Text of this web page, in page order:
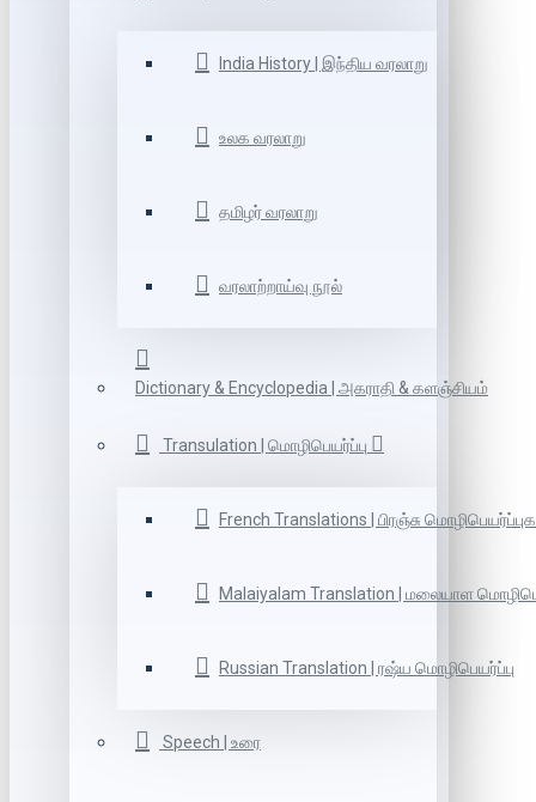
India History | இந்திய வரலாறு
உலக வரலாறு
தமிழர் வரலாறு
வரலாற்றாய்வு நூல்
Dictionary & Encyclopedia | அகராதி & களஞ்சியம்
Transulation | மொழிபெயர்ப்பு
French Translations | பிரஞ்சு
Malaiyalam Translation | மலையாள
Russian Translation | ரஷ்ய மொழிபெயர்ப்பு
Speech | உரை